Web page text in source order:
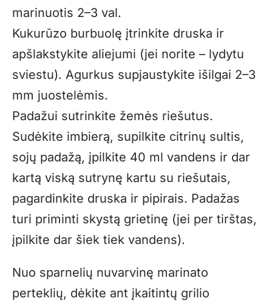
marinuotis 2–3 val.
Kukurūzo burbuolę įtrinkite druska ir
apšlakstykite aliejumi (jei norite – lydytu
sviestu). Agurkus supjaustykite išilgai 2–3
mm juostelėmis.
Padažui sutrinkite žemės riešutus.
Sudėkite imbierą, supilkite citrinų sultis,
sojų padažą, įpilkite 40 ml vandens ir dar
kartą viską sutrynę kartu su riešutais,
pagardinkite druska ir pipirais. Padažas
turi priminti skystą grietinę (jei per tirštas,
įpilkite dar šiek tiek vandens).
Nuo sparnelių nuvarvinę marinato
perteklių, dėkite ant įkaitintų grilio